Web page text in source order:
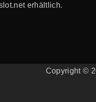
erhältlich.
Copyright ©